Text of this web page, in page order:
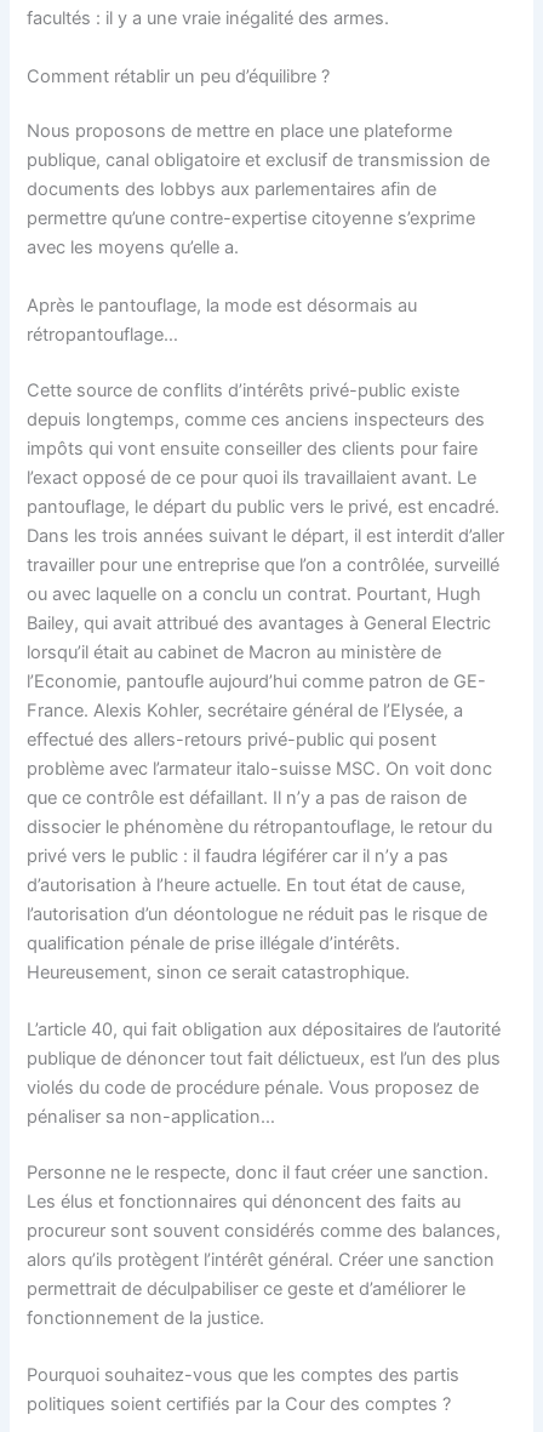
facultés : il y a une vraie inégalité des armes.
Comment rétablir un peu d’équilibre ?
Nous proposons de mettre en place une plateforme
publique, canal obligatoire et exclusif de transmission de
documents des lobbys aux parlementaires afin de
permettre qu’une contre-expertise citoyenne s’exprime
avec les moyens qu’elle a.
Après le pantouflage, la mode est désormais au
rétropantouflage…
Cette source de conflits d’intérêts privé-public existe
depuis longtemps, comme ces anciens inspecteurs des
impôts qui vont ensuite conseiller des clients pour faire
l’exact opposé de ce pour quoi ils travaillaient avant. Le
pantouflage, le départ du public vers le privé, est encadré.
Dans les trois années suivant le départ, il est interdit d’aller
travailler pour une entreprise que l’on a contrôlée, surveillé
ou avec laquelle on a conclu un contrat. Pourtant, Hugh
Bailey, qui avait attribué des avantages à General Electric
lorsqu’il était au cabinet de Macron au ministère de
l’Economie, pantoufle aujourd’hui comme patron de GE-
France. Alexis Kohler, secrétaire général de l’Elysée, a
effectué des allers-retours privé-public qui posent
problème avec l’armateur italo-suisse MSC. On voit donc
que ce contrôle est défaillant. Il n’y a pas de raison de
dissocier le phénomène du rétropantouflage, le retour du
privé vers le public : il faudra légiférer car il n’y a pas
d’autorisation à l’heure actuelle. En tout état de cause,
l’autorisation d’un déontologue ne réduit pas le risque de
qualification pénale de prise illégale d’intérêts.
Heureusement, sinon ce serait catastrophique.
L’article 40, qui fait obligation aux dépositaires de l’autorité
publique de dénoncer tout fait délictueux, est l’un des plus
violés du code de procédure pénale. Vous proposez de
pénaliser sa non-application…
Personne ne le respecte, donc il faut créer une sanction.
Les élus et fonctionnaires qui dénoncent des faits au
procureur sont souvent considérés comme des balances,
alors qu’ils protègent l’intérêt général. Créer une sanction
permettrait de déculpabiliser ce geste et d’améliorer le
fonctionnement de la justice.
Pourquoi souhaitez-vous que les comptes des partis
politiques soient certifiés par la Cour des comptes ?